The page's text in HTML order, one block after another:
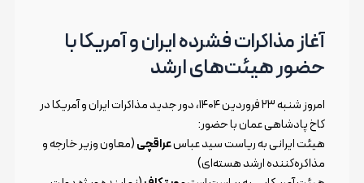
آغاز مذاکرات فشرده ایران و آمریکا با
حضور هیئت‌های ارشد
امروز شنبه ۲۳ فروردین ۱۴۰۴، دور جدید مذاکرات ایران و آمریکا در
کاخ پادشاهی عمان با حضور:
هیئت ایرانی به ریاست سید عباسعراقچی(معاون وزیر خارجه و
مذاکره‌کننده ارشد هسته‌ای)